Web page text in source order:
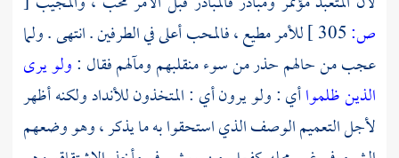
ص:
للأمر مطيع ، فالمحب أعلى في الطرفين . انتهى . ولما
عجب من حالهم حذر من سوء منقلبهم ومآلهم فقال :ولو يرى
الذين ظلمواأي : ولو يرون أي : المتخذون للأنداد ولكنه أظهر
لأجل التعميم الوصف الذي استحقوا به ما يذكر ، وهو وضعهم